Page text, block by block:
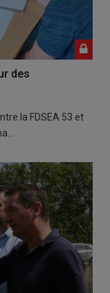
des
la FDSEA 53 et